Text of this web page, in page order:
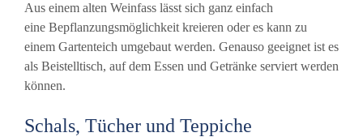
Aus einem alten Weinfass lässt sich ganz einfach
eine Bepflanzungsmöglichkeit kreieren oder es kann zu
einem Gartenteich umgebaut werden. Genauso geeignet ist es
als Beistelltisch, auf dem Essen und Getränke serviert werden
können.
Schals, Tücher und Teppiche